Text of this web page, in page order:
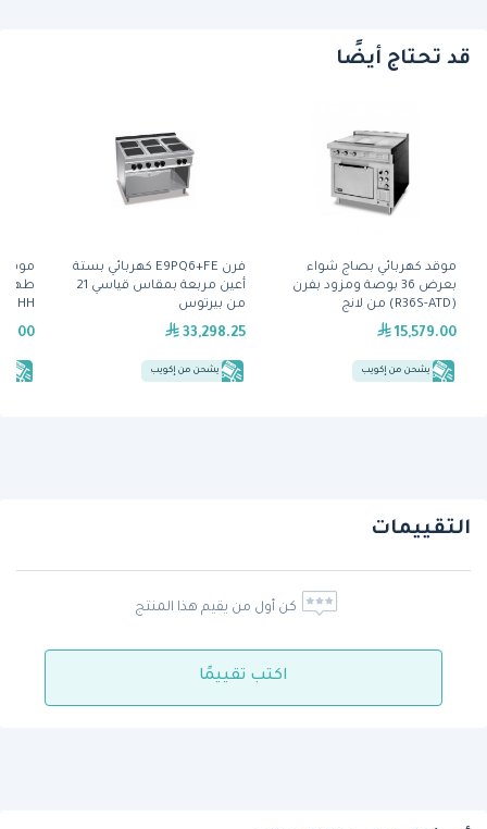
قد تحتاج أيضًا
موقد كهربائي بصاج شواء
بعرض 36 بوصة ومزود بفرن
(R36S-ATD) من لانج
15,579.00
يشحن من إكويب
فرن E9PQ6+FE كهربائي بستة
أعين مربعة بمقاس قياسي 21
من بيرتوس
33,298.25
يشحن من إكويب
موقد
HHH) من ساوثبند
التقييمات
كن أول من يقيم هذا المنتج
اكتب تقييمًا